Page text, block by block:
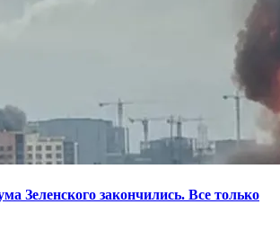
Зеленского закончились. Все только